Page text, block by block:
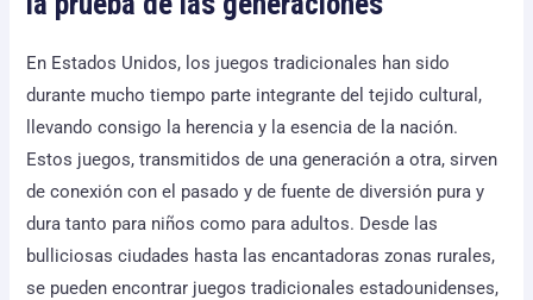
En Estados Unidos, los juegos tradicionales han sido
durante mucho tiempo parte integrante del tejido cultural,
llevando consigo la herencia y la esencia de la nación.
Estos juegos, transmitidos de una generación a otra, sirven
de conexión con el pasado y de fuente de diversión pura y
dura tanto para niños como para adultos. Desde las
bulliciosas ciudades hasta las encantadoras zonas rurales,
se pueden encontrar juegos tradicionales estadounidenses,